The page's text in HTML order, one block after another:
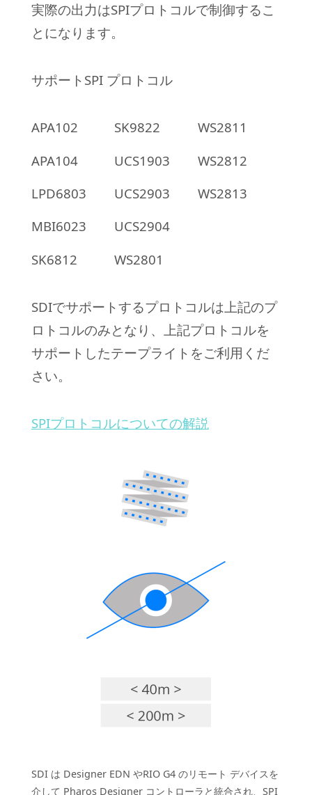
実際の出力はSPIプロトコルで制御するこ
とになります。
サポートSPI プロトコル
APA102
APA104
LPD6803
MBI6023
SK6812
SK9822
UCS1903
UCS2903
UCS2904
WS2801
WS2811
WS2812
WS2813
SDIでサポートするプロトコルは上記のプ
ロトコルのみとなり、上記プロトコルを
サポートしたテープライトをご利用くだ
さい。
SPIプロトコルについての解説
SDI は Designer EDN やRIO G4 のリモート デバイスを
介して Pharos Designer コントローラと統合され、SPI